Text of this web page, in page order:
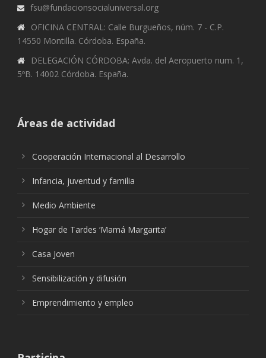
fsu@fundacionsocialuniversal.org
OFICINA CENTRAL: Calle Burgueños, núm. 7 - C.P.
14550 Montilla. Córdoba. España.
DELEGACIÓN CÓRDOBA: Avda. del Aeropuerto num. 1,
5ºB. 14002 Córdoba. España.
Áreas de actividad
Cooperación Internacional al Desarrollo
Infancia, juventud y familia
Medio Ambiente
Hogar de Tardes ‘Mamá Margarita’
Casa Joven
Sensibilización y difusión
Emprendimiento y empleo